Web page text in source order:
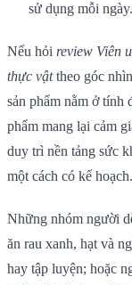
sử dụng mỗi ngày.
Nếu hỏi review Viên
thực vậttheo góc
sản phẩm nằm ở tính
phẩm mang lại cảm
duy trì nền tảng sức
một cách có kế hoạch.
Những nhóm người
ăn rau xanh, hạt và
hay tập luyện; hoặc